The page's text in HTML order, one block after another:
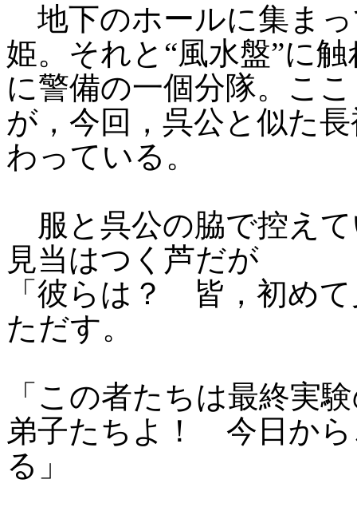
地下のホールに集ま
姫。それと“風水盤”に
に警備の一個分隊。こ
が，今回，呉公と似た
わっている。
服と呉公の脇で控え
見当はつく芦だが
「彼らは？ 皆，初め
ただす。
「この者たちは最終実
弟子たちよ！ 今日か
る」